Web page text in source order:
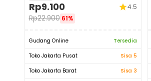
Rp9.100
Rp22.900 61%
4.5
Gudang Online
Tersedia
Toko Jakarta Pusat
Sisa 5
Toko Jakarta Barat
Sisa 3